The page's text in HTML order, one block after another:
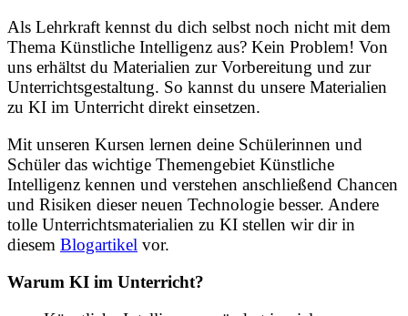
Als Lehrkraft kennst du dich selbst noch nicht mit dem
Thema Künstliche Intelligenz aus? Kein Problem! Von
uns erhältst du Materialien zur Vorbereitung und zur
Unterrichtsgestaltung. So kannst du unsere Materialien
zu KI im Unterricht direkt einsetzen.
Mit unseren Kursen lernen deine Schülerinnen und
Schüler das wichtige Themengebiet Künstliche
Intelligenz kennen und verstehen anschließend Chancen
und Risiken dieser neuen Technologie besser. Andere
tolle Unterrichtsmaterialien zu KI stellen wir dir in
diesem Blogartikel vor.
Warum KI im Unterricht?